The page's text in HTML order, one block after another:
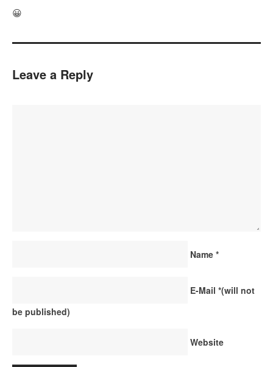
😀
Leave a Reply
Name *
E-Mail *(will not
be published)
Website